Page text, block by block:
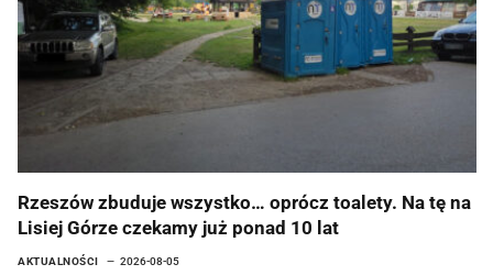
Rzeszów zbuduje wszystko… oprócz toalety. Na tę na
Lisiej Górze czekamy już ponad 10 lat
AKTUALNOŚCI 2026-08-05